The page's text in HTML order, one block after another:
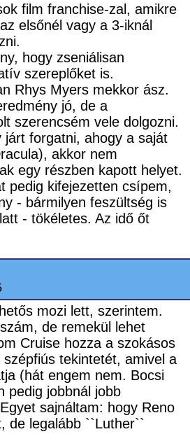
film franchise-zal, amikre
elsőnél vagy a 3-iknál
hogy zseniálisan
szereplőket is.
Rhys Myers mekkor ász.
jó, de a
szerencsém vele dolgozni.
járt forgatni, ahogy a saját
akkor nem
egy részben kapott helyet.
pedig kifejezetten csípem,
- bármilyen feszültség is
- tökéletes. Az idő őt
mozi lett, szerintem.
de remekül lehet
Cruise hozza a szokásos
tekintetét, amivel a
(hát engem nem. Bocsi
pedig jobbnál jobb
sajnáltam: hogy Reno
de legalább ``Luther``